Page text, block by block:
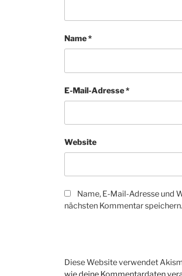
Name*
E-Mail-Adresse*
Website
Name, E-Mail-Adresse und
nächsten Kommentar speichern.
Diese Website verwendet